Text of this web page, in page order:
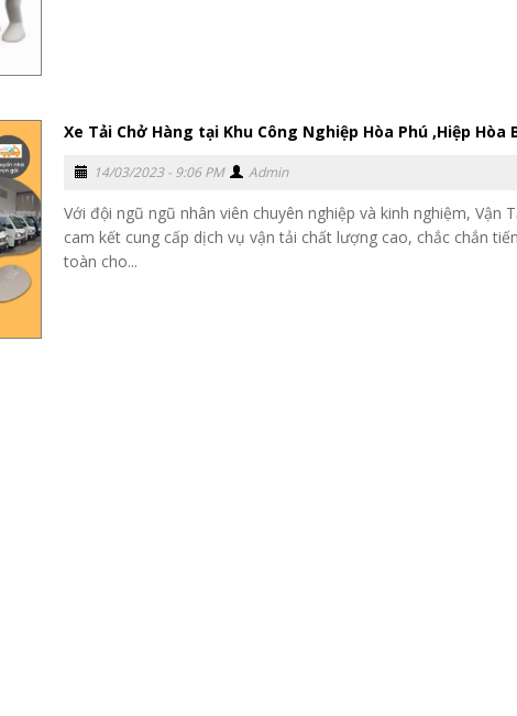
Xe Tải Chở Hàng tại Khu Công Nghiệp Hòa Phú ,Hiệp Hòa
14/03/2023 - 9:06 PM Admin
Với đội ngũ ngũ nhân viên chuyên nghiệp và kinh nghiệm, Vận
cam kết cung cấp dịch vụ vận tải chất lượng cao, chắc chắn
toàn cho...